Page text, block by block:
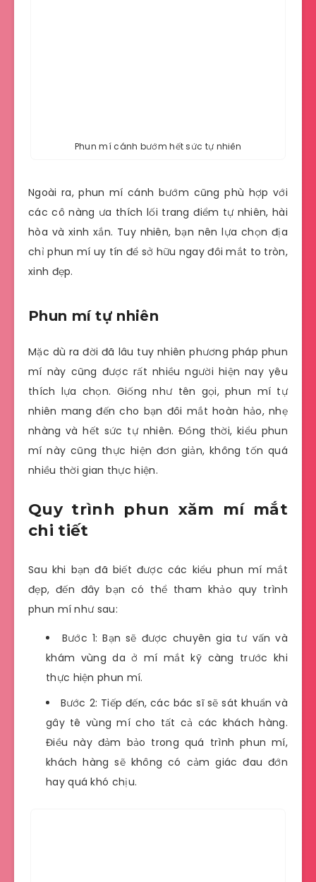
Phun mí cánh bướm hết sức tự nhiên
Ngoài ra, phun mí cánh bướm cũng phù hợp với
các cô nàng ưa thích lối trang điểm tự nhiên, hài
hòa và xinh xắn. Tuy nhiên, bạn nên lựa chọn địa
chỉ phun mí uy tín để sở hữu ngay đôi mắt to tròn,
xinh đẹp.
Phun mí tự nhiên
Mặc dù ra đời đã lâu tuy nhiên phương pháp phun
mí này cũng được rất nhiều người hiện nay yêu
thích lựa chọn. Giống như tên gọi, phun mí tự
nhiên mang đến cho bạn đôi mắt hoàn hảo, nhẹ
nhàng và hết sức tự nhiên. Đồng thời, kiểu phun
mí này cũng thực hiện đơn giản, không tốn quá
nhiều thời gian thực hiện.
Quy trình phun xăm mí mắt
chi tiết
Sau khi bạn đã biết được các kiểu phun mí mắt
đẹp, đến đây bạn có thể tham khảo quy trình
phun mí như sau:
Bước 1: Bạn sẽ được chuyên gia tư vấn và
khám vùng da ở mí mắt kỹ càng trước khi
thực hiện phun mí.
Bước 2: Tiếp đến, các bác sĩ sẽ sát khuẩn và
gây tê vùng mí cho tất cả các khách hàng.
Điều này đảm bảo trong quá trình phun mí,
khách hàng sẽ không có cảm giác đau đớn
hay quá khó chịu.